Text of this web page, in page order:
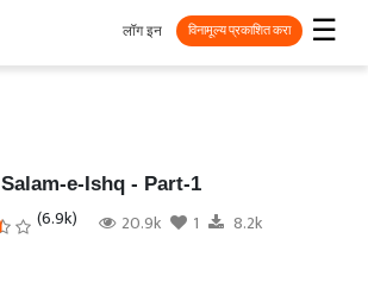
☰
लॉग इन विनामूल्य प्रकाशित करा
Salam-e-Ishq - Part-1
(6.9k) 20.9k 1 8.2k